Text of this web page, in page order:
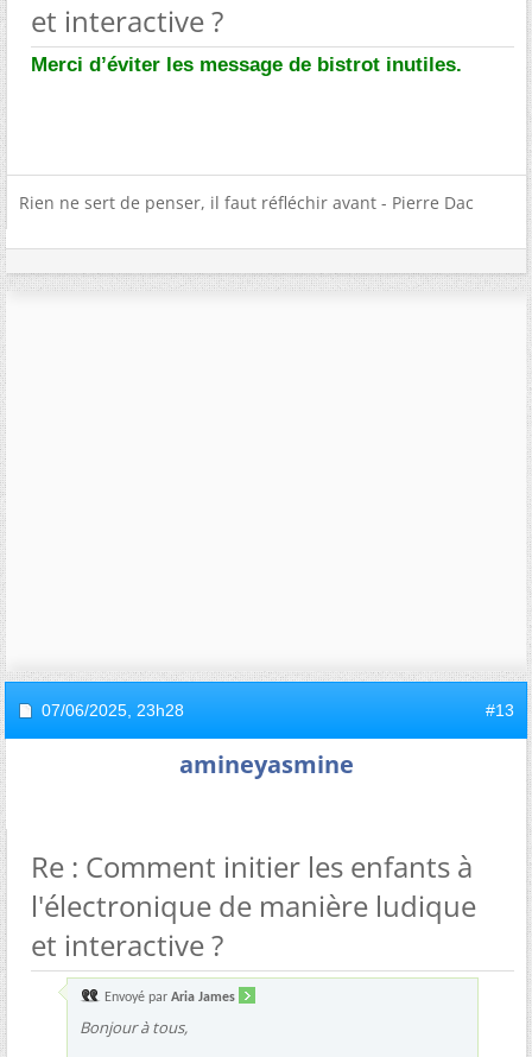
et interactive ?
Merci d’éviter les message de bistrot inutiles.
Rien ne sert de penser, il faut réfléchir avant - Pierre Dac
07/06/2025, 23h28 #13
amineyasmine
Re : Comment initier les enfants à
l'électronique de manière ludique
et interactive ?
Envoyé par Aria James
Bonjour à tous,